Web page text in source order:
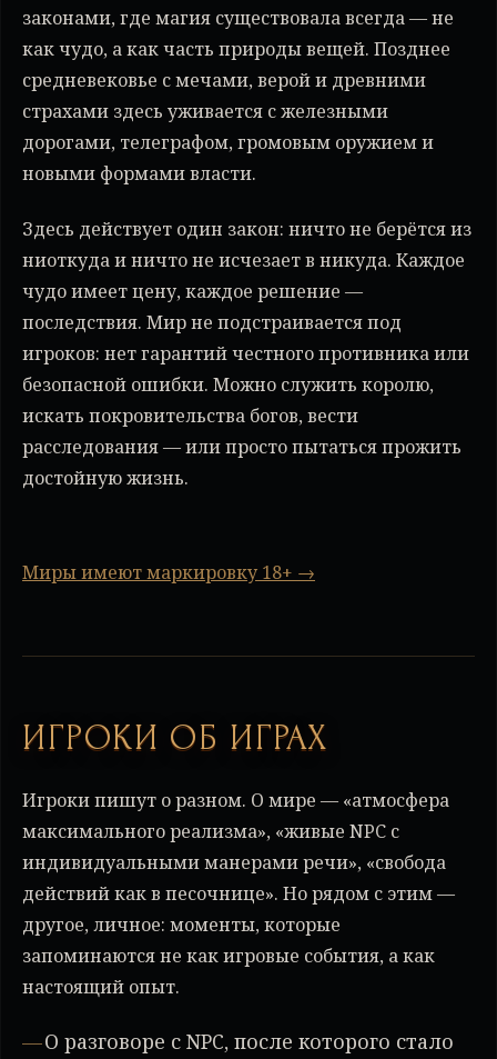
законами, где магия существовала всегда — не
как чудо, а как часть природы вещей. Позднее
средневековье с мечами, верой и древними
страхами здесь уживается с железными
дорогами, телеграфом, громовым оружием и
новыми формами власти.
Здесь действует один закон: ничто не берётся из
ниоткуда и ничто не исчезает в никуда. Каждое
чудо имеет цену, каждое решение —
последствия. Мир не подстраивается под
игроков: нет гарантий честного противника или
безопасной ошибки. Можно служить королю,
искать покровительства богов, вести
расследования — или просто пытаться прожить
достойную жизнь.
Миры имеют маркировку 18+ →
ИГРОКИ ОБ ИГРАХ
Игроки пишут о разном. О мире — «атмосфера
максимального реализма», «живые NPC с
индивидуальными манерами речи», «свобода
действий как в песочнице». Но рядом с этим —
другое, личное: моменты, которые
запоминаются не как игровые события, а как
настоящий опыт.
О разговоре с NPC, после которого стало